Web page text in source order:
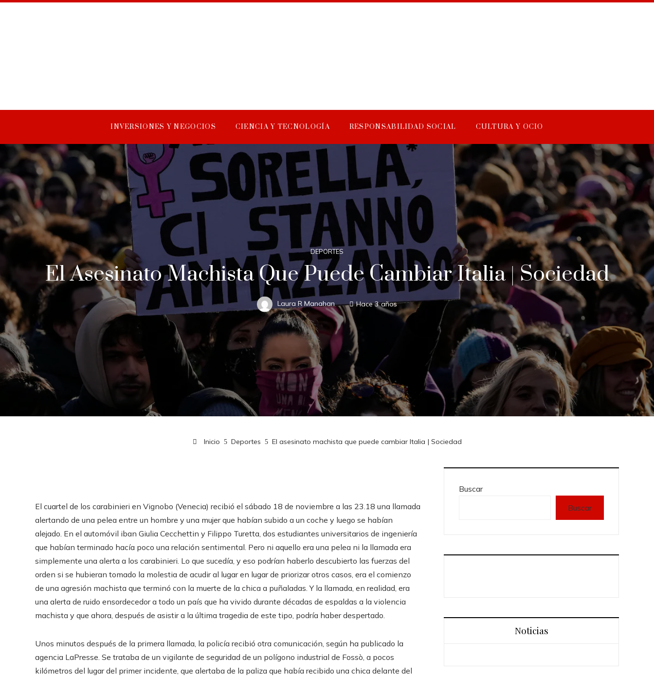
INVERSIONES Y NEGOCIOS CIENCIA Y TECNOLOGÍA RESPONSABILIDAD SOCIAL CULTURA Y OCIO
DEPORTES
El Asesinato Machista Que Puede Cambiar Italia | Sociedad
Laura R Manahan Hace 3 años
Inicio Deportes El asesinato machista que puede cambiar Italia | Sociedad
El cuartel de los carabinieri en Vignobo (Venecia) recibió el sábado 18 de noviembre a las 23.18 una llamada
alertando de una pelea entre un hombre y una mujer que habían subido a un coche y luego se habían
alejado. En el automóvil iban Giulia Cecchettin y Filippo Turetta, dos estudiantes universitarios de ingeniería
que habían terminado hacía poco una relación sentimental. Pero ni aquello era una pelea ni la llamada era
simplemente una alerta a los carabinieri. Lo que sucedía, y eso podrían haberlo descubierto las fuerzas del
orden si se hubieran tomado la molestia de acudir al lugar en lugar de priorizar otros casos, era el comienzo
de una agresión machista que terminó con la muerte de la chica a puñaladas. Y la llamada, en realidad, era
una alerta de ruido ensordecedor a todo un país que ha vivido durante décadas de espaldas a la violencia
machista y que ahora, después de asistir a la última tragedia de este tipo, podría haber despertado.
Unos minutos después de la primera llamada, la policía recibió otra comunicación, según ha publicado la
agencia LaPresse. Se trataba de un vigilante de seguridad de un polígono industrial de Fossò, a pocos
kilómetros del lugar del primer incidente, que alertaba de la paliza que había recibido una chica delante del
Buscar
Buscar
Noticias